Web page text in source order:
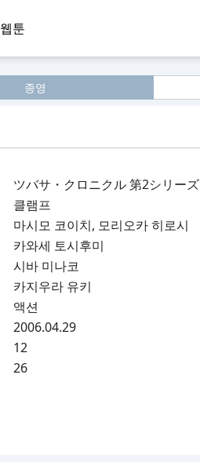
웹툰
종영
ツバサ・クロニクル 第2シリーズ
클램프
마시모 코이치, 모리오카 히로시
카와세 토시후미
시바 미나코
카지우라 유키
액션
2006.04.29
12
26